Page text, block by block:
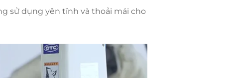
sử dụng yên tĩnh và thoải mái cho